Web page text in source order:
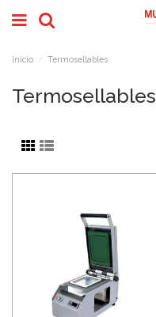
Inicio Termosellables
Termosellables